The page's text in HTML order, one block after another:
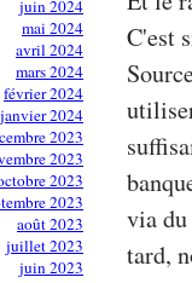
juin 2024
mai 2024
avril 2024
mars 2024
février 2024
janvier 2024
2023
2023
2023
2023
août 2023
juillet 2023
juin 2023
C'est
via
tard,